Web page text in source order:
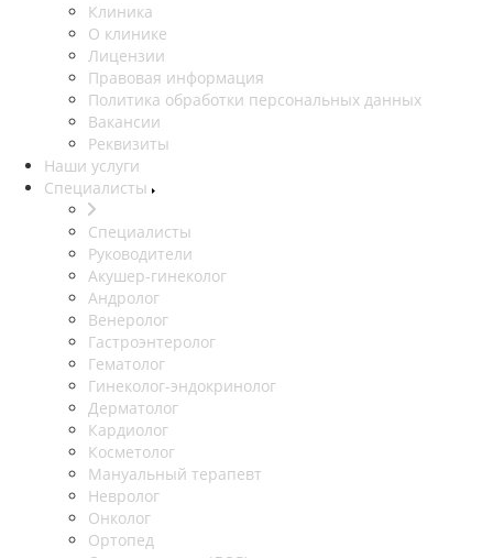
Клиника
О клинике
Лицензии
Правовая информация
Политика обработки персональных данных
Вакансии
Реквизиты
Наши услуги
Специалисты
Специалисты
Руководители
Акушер-гинеколог
Андролог
Венеролог
Гастроэнтеролог
Гематолог
Гинеколог-эндокринолог
Дерматолог
Кардиолог
Косметолог
Мануальный терапевт
Невролог
Онколог
Ортопед